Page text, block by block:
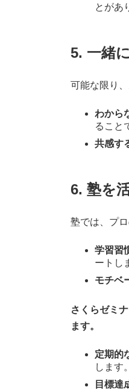
とがあ
5. 一緒
可能な限り
わから
ること
共感す
6. 塾を
塾では、プ
学習習
ートし
モチベ
さくらゼミ
ます。
定期的
します。
目標達